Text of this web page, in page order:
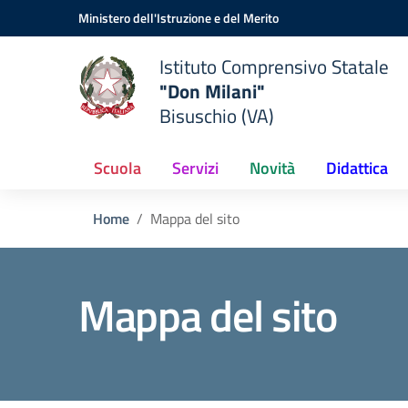
Vai ai contenuti
Vai al menu di navigazioneMinistero dell'Istruzione e del Merito
Istituto Comprensivo Statale
"Don Milani"
Bisuschio (VA)
Scuola Servizi Novità Didattica
Home Mappa del sito
Mappa del sito